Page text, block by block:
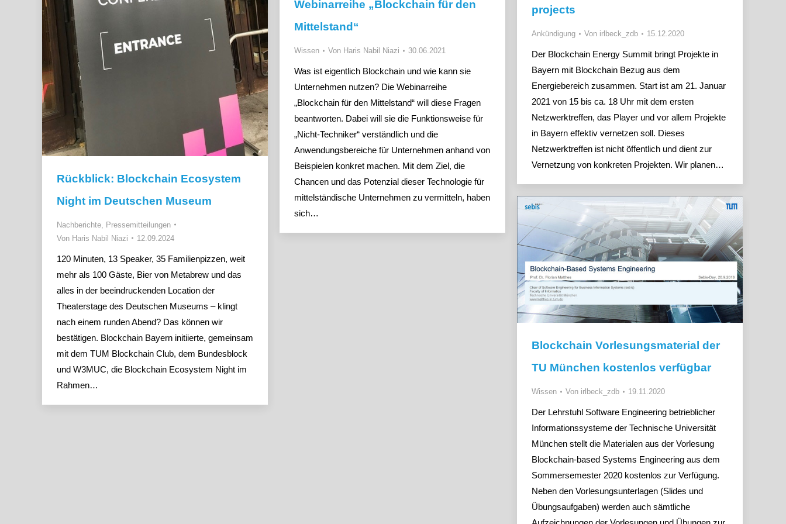
Rückblick: Blockchain Ecosystem
Night im Deutschen Museum
Nachberichte Pressemitteilungen
Von Haris Nabil Niazi 12.09.2024
120 Minuten, 13 Speaker, 35 Familienpizzen, weit
mehr als 100 Gäste, Bier von Metabrew und das
alles in der beeindruckenden Location der
Theaterstage des Deutschen Museums – klingt
nach einem runden Abend? Das können wir
bestätigen. Blockchain Bayern initiierte, gemeinsam
mit dem TUM Blockchain Club, dem Bundesblock
und W3MUC, die Blockchain Ecosystem Night im
Rahmen…
Webinarreihe „Blockchain für den
Mittelstand“
Wissen Von Haris Nabil Niazi 30.06.2021
Was ist eigentlich Blockchain und wie kann sie
Unternehmen nutzen? Die Webinarreihe
„Blockchain für den Mittelstand“ will diese Fragen
beantworten. Dabei will sie die Funktionsweise für
„Nicht-Techniker“ verständlich und die
Anwendungsbereiche für Unternehmen anhand von
Beispielen konkret machen. Mit dem Ziel, die
Chancen und das Potenzial dieser Technologie für
mittelständische Unternehmen zu vermitteln, haben
sich…
projects
Ankündigung Von irlbeck_zdb 15.12.2020
Der Blockchain Energy Summit bringt Projekte in
Bayern mit Blockchain Bezug aus dem
Energiebereich zusammen. Start ist am 21. Januar
2021 von 15 bis ca. 18 Uhr mit dem ersten
Netzwerktreffen, das Player und vor allem Projekte
in Bayern effektiv vernetzen soll. Dieses
Netzwerktreffen ist nicht öffentlich und dient zur
Vernetzung von konkreten Projekten. Wir planen…
Blockchain Vorlesungsmaterial der
TU München kostenlos verfügbar
Wissen Von irlbeck_zdb 19.11.2020
Der Lehrstuhl Software Engineering betrieblicher
Informationssysteme der Technische Universität
München stellt die Materialen aus der Vorlesung
Blockchain-based Systems Engineering aus dem
Sommersemester 2020 kostenlos zur Verfügung.
Neben den Vorlesungsunterlagen (Slides und
Übungsaufgaben) werden auch sämtliche